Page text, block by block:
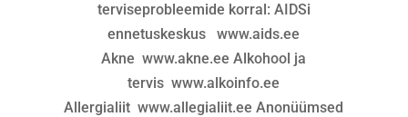
terviseprobleemide korral: AIDSi
ennetuskeskus www.aids.ee
Akne www.akne.ee Alkohool ja
tervis www.alkoinfo.ee
Allergialiit www.allegialiit.ee Anonüümsed